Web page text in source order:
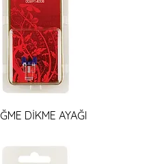
DİKME AYAĞI